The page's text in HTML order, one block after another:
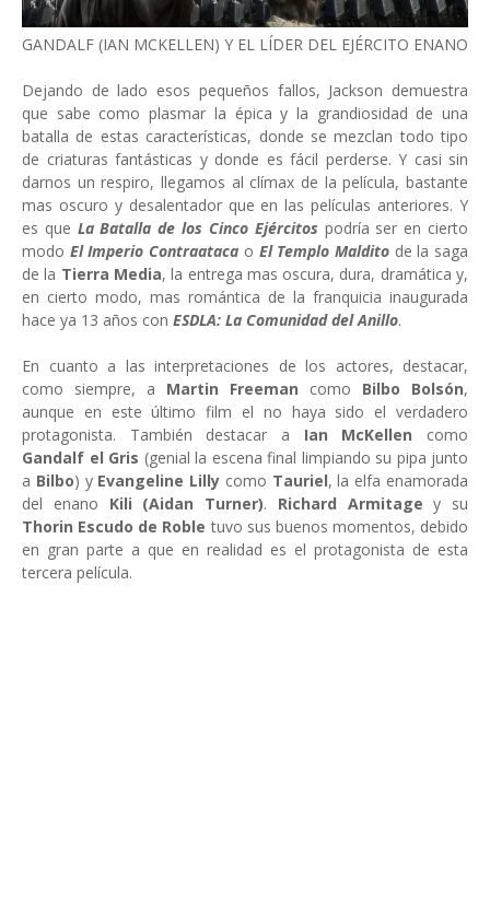
GANDALF (IAN MCKELLEN) Y EL LÍDER DEL EJÉRCITO ENANO
Dejando de lado esos pequeños fallos, Jackson demuestra
que sabe como plasmar la épica y la grandiosidad de una
batalla de estas características, donde se mezclan todo tipo
de criaturas fantásticas y donde es fácil perderse. Y casi sin
darnos un respiro, llegamos al clímax de la película, bastante
mas oscuro y desalentador que en las películas anteriores. Y
es que La Batalla de los Cinco Ejércitos podría ser en cierto
modo El Imperio Contraataca o El Templo Maldito de la saga
de la Tierra Media, la entrega mas oscura, dura, dramática y,
en cierto modo, mas romántica de la franquicia inaugurada
hace ya 13 años con ESDLA: La Comunidad del Anillo.
En cuanto a las interpretaciones de los actores, destacar,
como siempre, a Martin Freeman como Bilbo Bolsón,
aunque en este último film el no haya sido el verdadero
protagonista. También destacar a Ian McKellen como
Gandalf el Gris (genial la escena final limpiando su pipa junto
a Bilbo) y Evangeline Lilly como Tauriel, la elfa enamorada
del enano Kili (Aidan Turner). Richard Armitage y su
Thorin Escudo de Robletuvo sus buenos momentos, debido
en gran parte a que en realidad es el protagonista de esta
tercera película.